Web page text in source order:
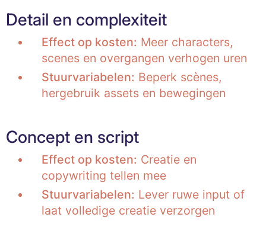
Detail en complexiteit
Effect op kosten: Meer characters,
scenes en overgangen verhogen uren
Stuurvariabelen: Beperk scènes,
hergebruik assets en bewegingen
Concept en script
Effect op kosten: Creatie en
copywriting tellen mee
Stuurvariabelen: Lever ruwe input of
laat volledige creatie verzorgen